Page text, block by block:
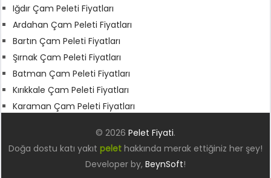
Iğdır Çam Peleti Fiyatları
Ardahan Çam Peleti Fiyatları
Bartın Çam Peleti Fiyatları
Şırnak Çam Peleti Fiyatları
Batman Çam Peleti Fiyatları
Kırıkkale Çam Peleti Fiyatları
Karaman Çam Peleti Fiyatları
© 2026 Pelet Fiyati.
Doğa dostu katı yakıt pelethakkında merak ettiğiniz her şey!
Developer by, BeynSoft!